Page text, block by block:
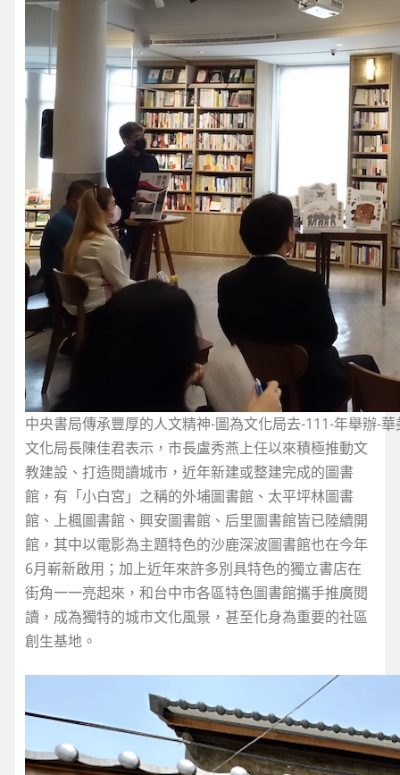
中央書局傳承豐厚的人文精神-圖為文化局去-111-年舉辦-
文化局長陳佳君表示，市長盧秀燕上任以來積極推動文
教建設、打造閱讀城市，近年新建或整建完成的圖書
館，有「小白宮」之稱的外埔圖書館、太平坪林圖書
館、上楓圖書館、興安圖書館、后里圖書館皆已陸續開
館，其中以電影為主題特色的沙鹿深波圖書館也在今年
6月嶄新啟用；加上近年來許多別具特色的獨立書店在
街角一一亮起來，和台中市各區特色圖書館攜手推廣閱
讀，成為獨特的城市文化風景，甚至化身為重要的社區
創生基地。